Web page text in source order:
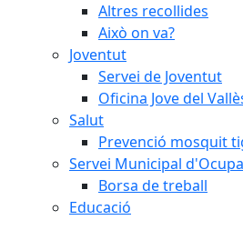
Altres recollides
Això on va?
Joventut
Servei de Joventut
Oficina Jove del
Salut
Prevenció mosquit
Servei Municipal
Borsa de treball
Educació